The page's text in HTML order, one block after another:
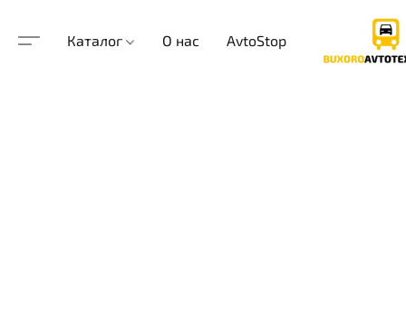
Каталог О нас AvtoStop